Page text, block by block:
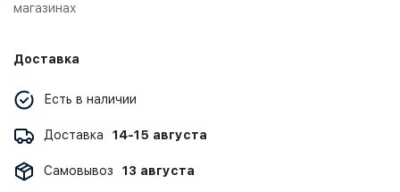
магазинах
Доставка
Есть в наличии
Доставка 14-15 августа
Самовывоз 13 августа